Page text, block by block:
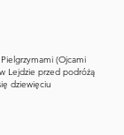
Pielgrzymami (Ojcami
Lejdzie przed podróżą
dziewięciu